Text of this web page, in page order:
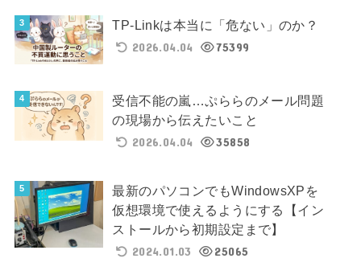
TP-Linkは本当に「危ない」のか？
2026.04.04
75399
受信不能の嵐…ぷららのメール問題
の現場から伝えたいこと
2026.04.04
35858
最新のパソコンでもWindowsXPを
仮想環境で使えるようにする【イン
ストールから初期設定まで】
2024.01.03
25065